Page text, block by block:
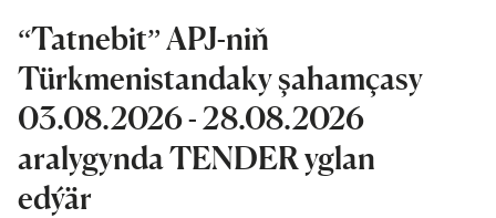
“Tatnebit” APJ-niň
Türkmenistandaky şahamçasy
03.08.2026 - 28.08.2026
aralygynda TENDER yglan
edýär